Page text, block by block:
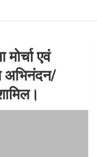
एवं
अभिनंदन/